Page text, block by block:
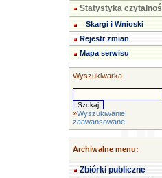
Statystyka
Skargi i Wnioski
Rejestr zmian
Mapa serwisu
Wyszukiwarka
»Wyszukiwanie
zaawansowane
Archiwalne menu:
Zbiórki publiczne